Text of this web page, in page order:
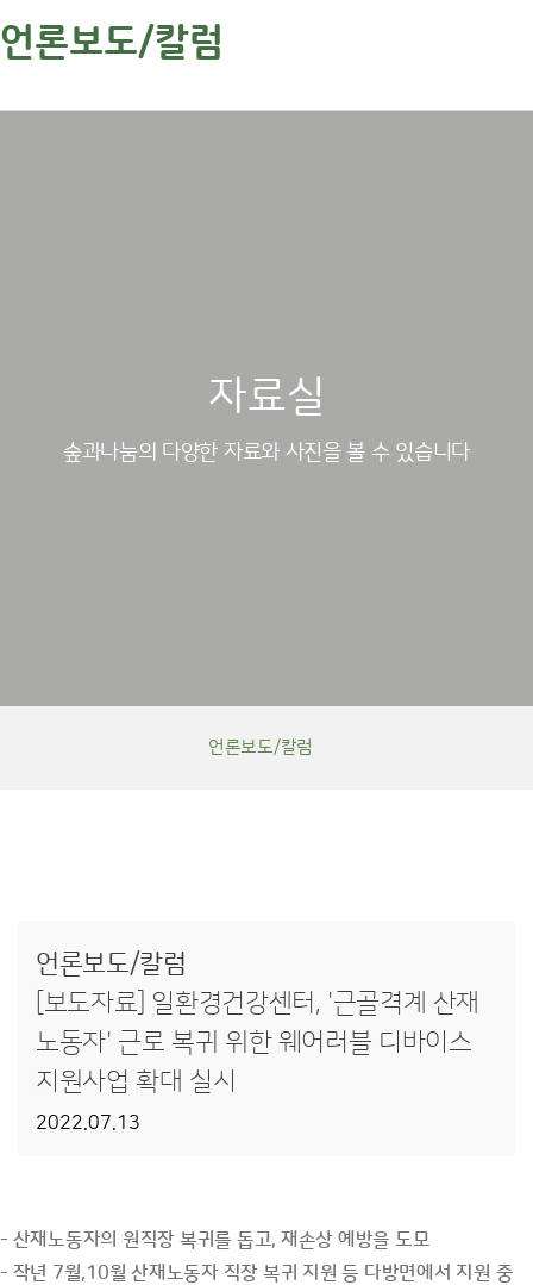
언론보도/칼럼
자료실
숲과나눔의 다양한 자료와 사진을 볼 수 있습니다
언론보도/칼럼
도/
언론보도/칼럼
[보도자료] 일환경건강센터, '근골격계 산재
노동자' 근로 복귀 위한 웨어러블 디바이스
지원사업 확대 실시
2022.07.13
[보
도
자
- 산재노동자의 원직장 복귀를 돕고, 재손상 예방을 도모
- 작년 7월,10월 산재노동자 직장 복귀 지원 등 다방면에서 지원 중